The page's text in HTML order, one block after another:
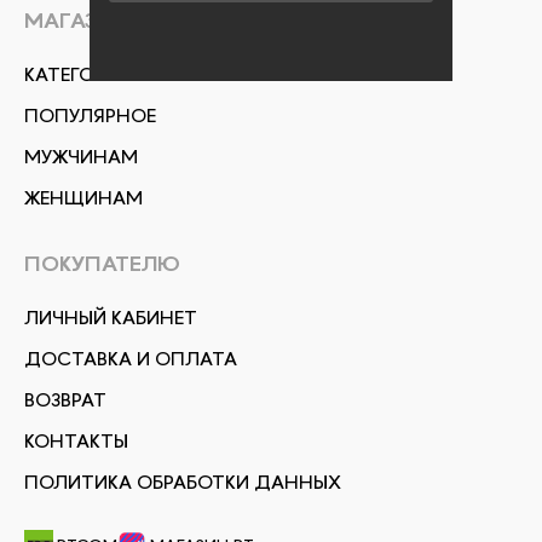
МАГАЗИН
КАТЕГОРИИ
ПОПУЛЯРНОЕ
МУЖЧИНАМ
ЖЕНЩИНАМ
ПОКУПАТЕЛЮ
ЛИЧНЫЙ КАБИНЕТ
ДОСТАВКА И ОПЛАТА
ВОЗВРАТ
КОНТАКТЫ
ПОЛИТИКА ОБРАБОТКИ ДАННЫХ